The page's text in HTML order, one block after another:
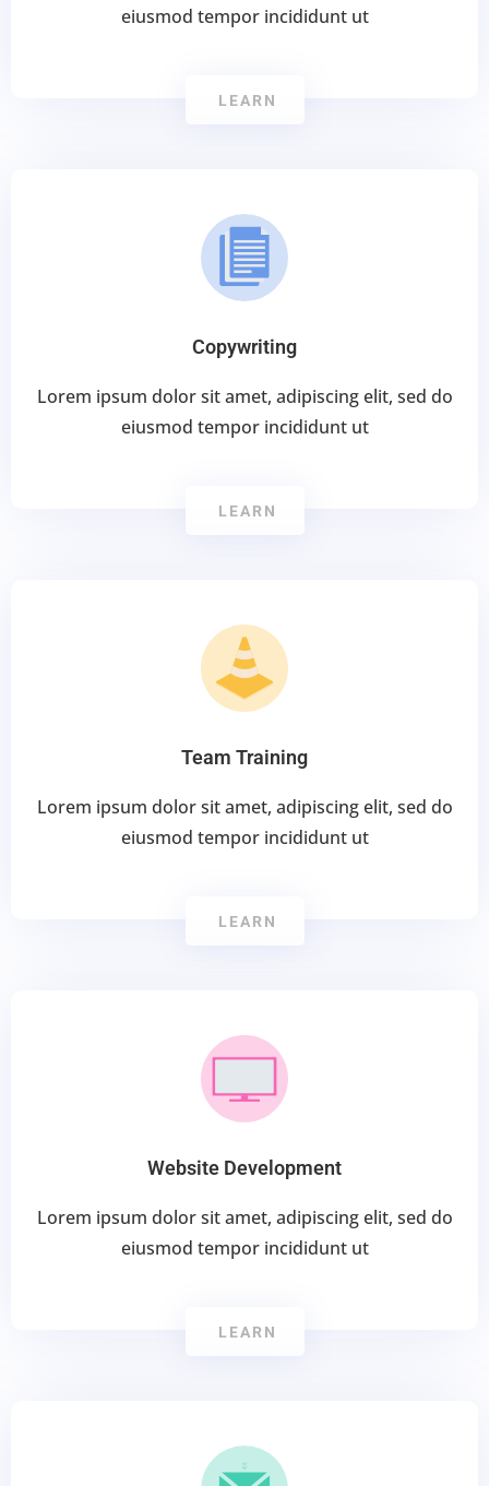
eiusmod tempor incididunt ut
LEARN
Copywriting
Lorem ipsum dolor sit amet, adipiscing elit, sed do
eiusmod tempor incididunt ut
LEARN
Team Training
Lorem ipsum dolor sit amet, adipiscing elit, sed do
eiusmod tempor incididunt ut
LEARN
Website Development
Lorem ipsum dolor sit amet, adipiscing elit, sed do
eiusmod tempor incididunt ut
LEARN